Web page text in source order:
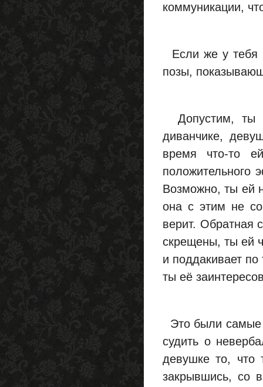
коммуникации,
Если же у тебя
позы,
Допустим, ты
диванчике,
время что-то
положительного
Возможно, ты ей
она с этим не
верит. Обратная
скрещены, ты ей
и поддакивает
ты её
Это были самые
судить о
девушке то, что
закрывшись, со